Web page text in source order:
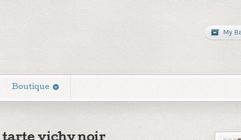
My
Boutique